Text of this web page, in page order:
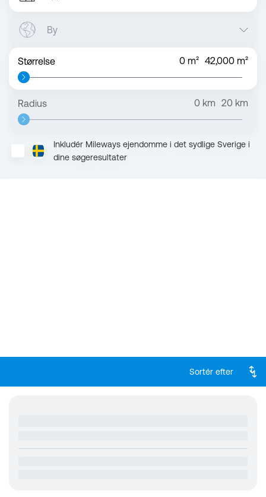
By
Størrelse 0 m² 42,000 m²
Radius 0 km 20 km
Inkludér Mileways ejendomme i det sydlige Sverige i
dine søgeresultater